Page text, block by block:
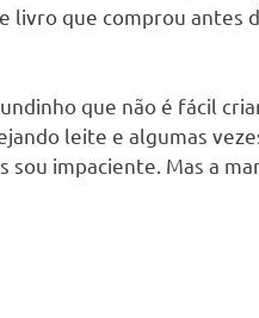
livro que comprou antes
que não é fácil
leite e algumas
sou impaciente. Mas a